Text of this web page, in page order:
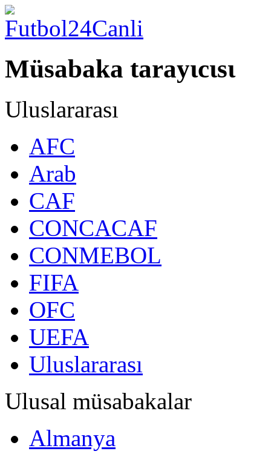
Müsabaka tarayιcιsι
Uluslararası
AFC
Arab
CAF
CONCACAF
CONMEBOL
FIFA
OFC
UEFA
Uluslararası
Ulusal müsabakalar
Almanya